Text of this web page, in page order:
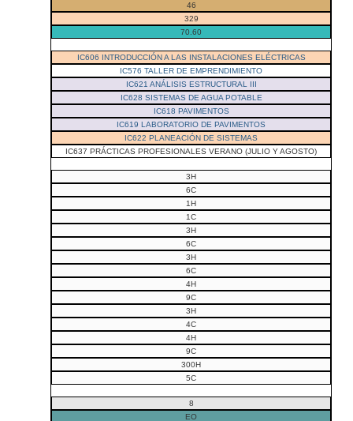
46
329
70.60
IC606 INTRODUCCIÓN A LAS INSTALACIONES ELÉCTRICAS
IC576 TALLER DE EMPRENDIMIENTO
IC621 ANÁLISIS ESTRUCTURAL III
IC628 SISTEMAS DE AGUA POTABLE
IC618 PAVIMENTOS
IC619 LABORATORIO DE PAVIMENTOS
IC622 PLANEACIÓN DE SISTEMAS
IC637 PRÁCTICAS PROFESIONALES VERANO (JULIO Y AGOSTO)
3H
6C
1H
1C
3H
6C
3H
6C
4H
9C
3H
4C
4H
9C
300H
5C
8
EO